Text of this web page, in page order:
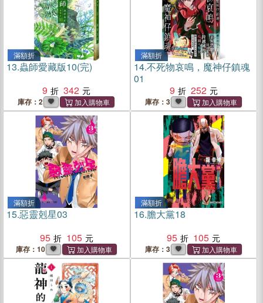
滿額折
13.蟲師愛藏版10(完)
9
342
庫存：2
滿額折
14.不死物哀鳴，魔神仔鎮魂
01
9
252
庫存：3
滿額折
15.惡靈剋星03
95
105
庫存：10
滿額折
16.膽大黨18
95
105
庫存：3